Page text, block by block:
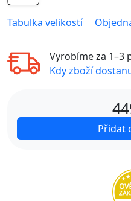
Tabulka velikostí
Vyrobíme za 1–3
Kdy zboží
Přidat